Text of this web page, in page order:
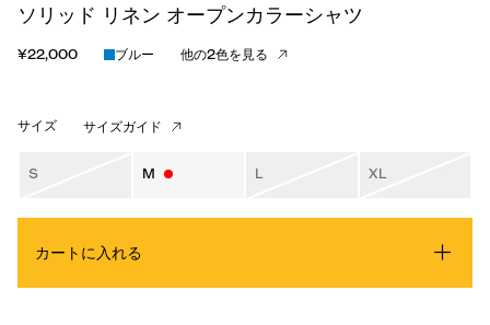
ソリッド リネン オープンカラーシャツ
¥22,000 ブルー 他の2色を見る
サイズ サイズガイド
S M L XL
カートに入れる